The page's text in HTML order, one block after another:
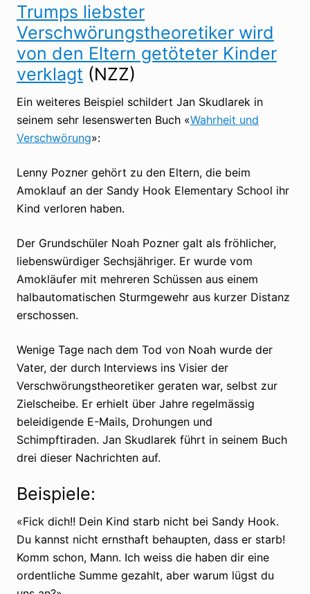
Trumps liebster
Verschwörungstheoretiker wird
von den Eltern getöteter Kinder
verklagt (NZZ)
Ein weiteres Beispiel schildert Jan Skudlarek in
seinem sehr lesenswerten Buch «Wahrheit und
Verschwörung»:
Lenny Pozner gehört zu den Eltern, die beim
Amoklauf an der Sandy Hook Elementary School ihr
Kind verloren haben.
Der Grundschüler Noah Pozner galt als fröhlicher,
liebenswürdiger Sechsjähriger. Er wurde vom
Amokläufer mit mehreren Schüssen aus einem
halbautomatischen Sturmgewehr aus kurzer Distanz
erschossen.
Wenige Tage nach dem Tod von Noah wurde der
Vater, der durch Interviews ins Visier der
Verschwörungstheoretiker geraten war, selbst zur
Zielscheibe. Er erhielt über Jahre regelmässig
beleidigende E-Mails, Drohungen und
Schimpftiraden. Jan Skudlarek führt in seinem Buch
drei dieser Nachrichten auf.
Beispiele:
«Fick dich!! Dein Kind starb nicht bei Sandy Hook.
Du kannst nicht ernsthaft behaupten, dass er starb!
Komm schon, Mann. Ich weiss die haben dir eine
ordentliche Summe gezahlt, aber warum lügst du